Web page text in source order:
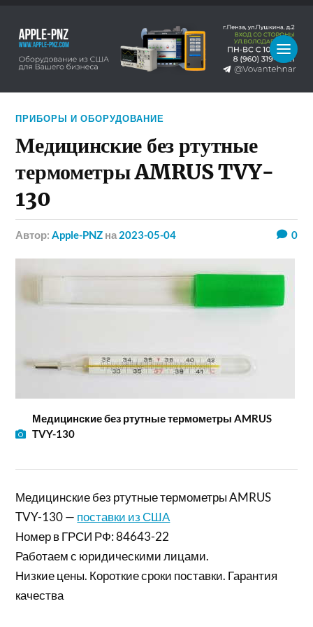
ПРИБОРЫ И ОБОРУДОВАНИЕ
Медицинские без ртутные
термометры AMRUS TVY-
130
Автор:Apple-PNZ на 2023-05-04 0
Медицинские без ртутные термометры AMRUS
TVY-130
Медицинские без ртутные термометры AMRUS
TVY-130 — поставки из США
Номер в ГРСИ РФ: 84643-22
Работаем с юридическими лицами.
Низкие цены. Короткие сроки поставки. Гарантия
качества